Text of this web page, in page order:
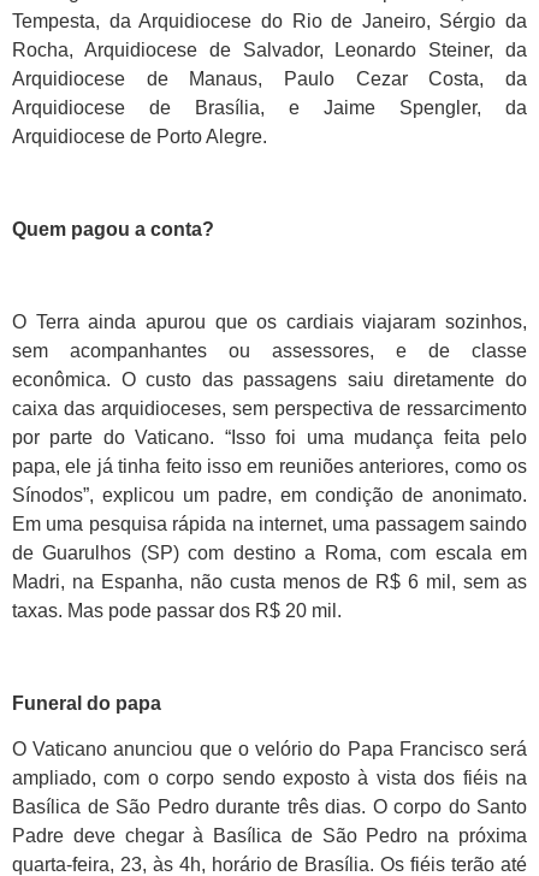
Tempesta, da Arquidiocese do Rio de Janeiro, Sérgio da
Rocha, Arquidiocese de Salvador, Leonardo Steiner, da
Arquidiocese de Manaus, Paulo Cezar Costa, da
Arquidiocese de Brasília, e Jaime Spengler, da
Arquidiocese de Porto Alegre.
Quem pagou a conta?
O Terra ainda apurou que os cardiais viajaram sozinhos,
sem acompanhantes ou assessores, e de classe
econômica. O custo das passagens saiu diretamente do
caixa das arquidioceses, sem perspectiva de ressarcimento
por parte do Vaticano. “Isso foi uma mudança feita pelo
papa, ele já tinha feito isso em reuniões anteriores, como os
Sínodos”, explicou um padre, em condição de anonimato.
Em uma pesquisa rápida na internet, uma passagem saindo
de Guarulhos (SP) com destino a Roma, com escala em
Madri, na Espanha, não custa menos de R$ 6 mil, sem as
taxas. Mas pode passar dos R$ 20 mil.
Funeral do papa
O Vaticano anunciou que o velório do Papa Francisco será
ampliado, com o corpo sendo exposto à vista dos fiéis na
Basílica de São Pedro durante três dias. O corpo do Santo
Padre deve chegar à Basílica de São Pedro na próxima
quarta-feira, 23, às 4h, horário de Brasília. Os fiéis terão até